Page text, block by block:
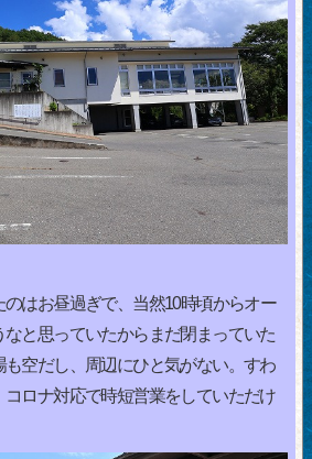
はお昼過ぎで、当然10時頃からオー
と思っていたからまだ閉まっていた
空だし、周辺にひと気がない。すわ
ロナ対応で時短営業をしていただけ